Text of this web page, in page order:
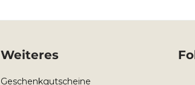
Weiteres
Geschenkgutscheine